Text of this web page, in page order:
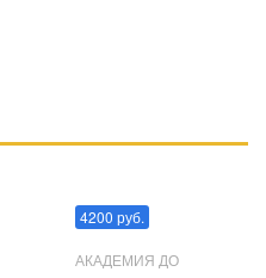
4200 руб.
АКАДЕМИЯ ДО